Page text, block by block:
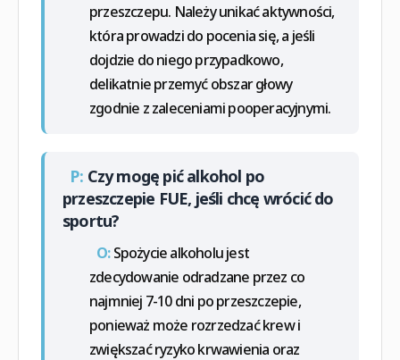
przeszczepu. Należy unikać aktywności,
która prowadzi do pocenia się, a jeśli
dojdzie do niego przypadkowo,
delikatnie przemyć obszar głowy
zgodnie z zaleceniami pooperacyjnymi.
P: Czy mogę pić alkohol po
przeszczepie FUE, jeśli chcę wrócić do
sportu?
O:Spożycie alkoholu jest
zdecydowanie odradzane przez co
najmniej 7-10 dni po przeszczepie,
ponieważ może rozrzedzać krew i
zwiększać ryzyko krwawienia oraz